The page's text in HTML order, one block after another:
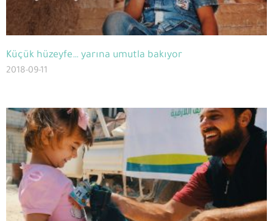
Küçük hüzeyfe… yarına umutla bakıyor
2018-09-11